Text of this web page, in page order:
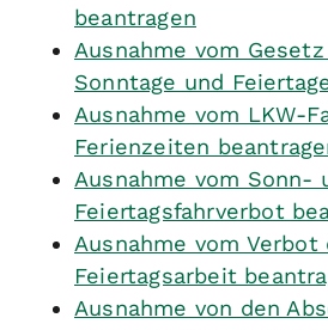
beantragen
Ausnahme vom
Sonntage und
Ausnahme vom LKW-
Ferienzeiten
Ausnahme vom Sonn-
Feiertagsfahrverbot
Ausnahme vom Verbot
Feiertagsarbeit
Ausnahme von den